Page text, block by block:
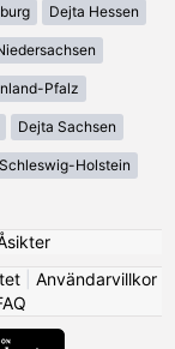
Dejta Hessen
Pfalz
Dejta Sachsen
Holstein
| Användarvillkor